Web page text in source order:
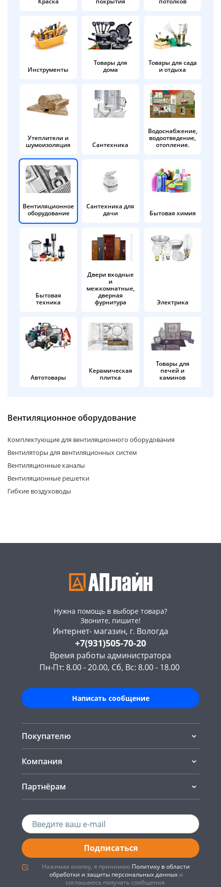
Инструменты
Товары для
дома
Товары для сада
и отдыха
Утеплители и
шумоизоляция
Сантехника
Водоснабжение,
водоотведение,
отопление.
Вентиляционное
оборудование
Сантехника для
дачи
Бытовая химия
Бытовая
техника
Двери входные
и
межкомнатные,
дверная
фурнитура
Электрика
Автотовары
Керамическая
плитка
Товары для
печей и
каминов
Вентиляционное оборудование
Комплектующие для вентиляционного оборудования
Вентиляторы для вентиляционных систем
Вентиляционные каналы
Вентиляционные решетки
Гибкие воздуховоды
Нужна помощь в выборе товара?
Звоните, пишите!
Интернет- магазин, г. Вологда
+7(931)505-70-20
Время работы администратора
Пн-Пт: 8.00 - 20.00, Сб, Вс: 8.00 - 18.00
Написать сообщение
Покупателю
Компания
Партнёрам
Подписаться
Нажимая кнопку, я принимаю Политику в области
обработки и защиты персональных данныхи
соглашаюсь получать сообщения.
в корзину
Оплачивайте сегодня только
25% картой любого банка
Получайте товар
выбранный способом
Оставшиеся
% будут
списываться
по25%каждые 2 недели
Подробнее
об оплате Плайтом
раз в 2
недели
Остались вопросы?
8 800 302-02-51
plait.ru